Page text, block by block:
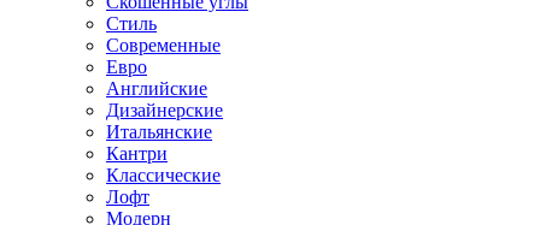
Стиль
Современные
Евро
Английские
Дизайнерские
Итальянские
Кантри
Классические
Лофт
Модерн